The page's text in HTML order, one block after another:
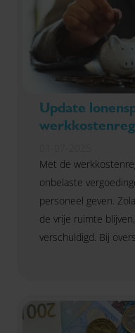
Update
Met de
onbelaste
personeel geven.
de vrije ruimte
verschuldigd. Bij
betaalt de